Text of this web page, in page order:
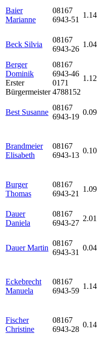
Baier
Marianne
08167
6943-51
1.14
Beck Silvia
08167
6943-26
1.04
Berger
Dominik
Erster
Bürgermeister
08167
6943-46
0171
4788152
1.12
Best Susanne
08167
6943-19
0.09
Brandmeier
Elisabeth
08167
6943-13
0.10
Burger
Thomas
08167
6943-21
1.09
Dauer
Daniela
08167
6943-27
2.01
Dauer Martin
08167
6943-31
0.04
Eckebrecht
Manuela
08167
6943-59
1.14
Fischer
Christine
08167
6943-28
0.14